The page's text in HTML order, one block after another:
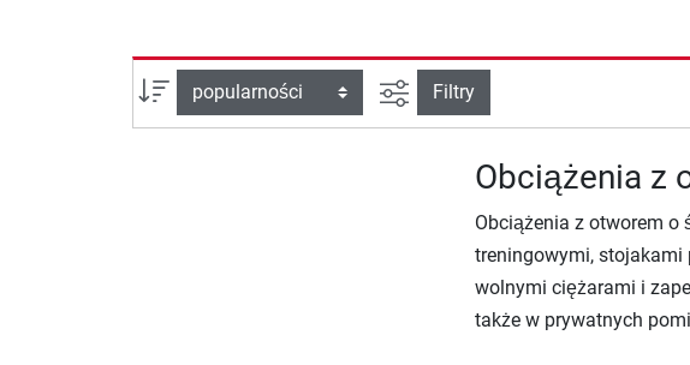
sortuj wg: Filtruj widok
Filtry
Obciążenia z
Obciążenia z otworem o
treningowymi, stojakami
wolnymi ciężarami i
także w prywatnych